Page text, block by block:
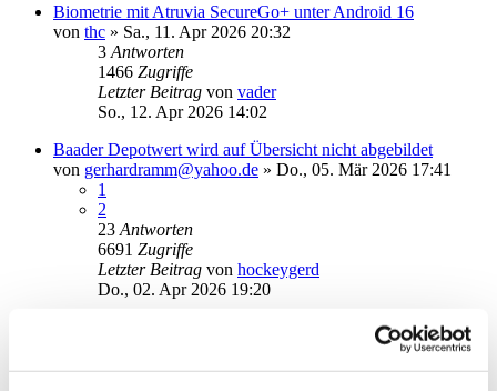
Biometrie mit Atruvia SecureGo+ unter Android 16
von thc » Sa., 11. Apr 2026 20:32
3 Antworten
1466 Zugriffe
Letzter Beitrag von vader
So., 12. Apr 2026 14:02
Baader Depotwert wird auf Übersicht nicht abgebildet
von gerhardramm@yahoo.de » Do., 05. Mär 2026 17:41
1
2
23 Antworten
6691 Zugriffe
Letzter Beitrag von hockeygerd
Do., 02. Apr 2026 19:20
neuen Speicherort der Nutzerdatendateien festlegen
1Antworten